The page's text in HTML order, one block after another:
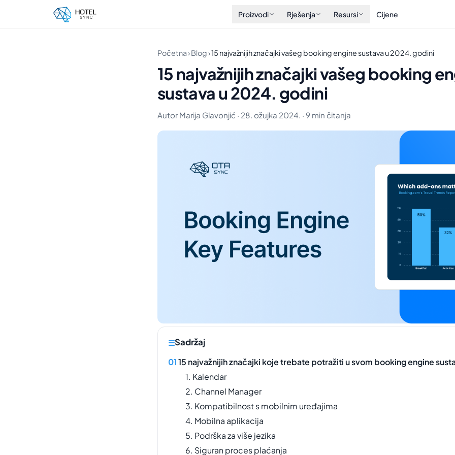
Proizvodi Rješenja Resursi Cijene
Početna›Blog›15 najvažnijih značajki vašeg booking engine sustava u 2024. godini
15 najvažnijih značajki vašeg booking
sustava u 2024. godini
Autor Marija Glavonjić · 28. ožujka 2024. · 9 min čitanja
Sadržaj
15 najvažnijih značajki koje trebate potražiti u svom booking engine
1. Kalendar
2. Channel Manager
3. Kompatibilnost s mobilnim uređajima
4. Mobilna aplikacija
5. Podrška za više jezika
6. Siguran proces plaćanja